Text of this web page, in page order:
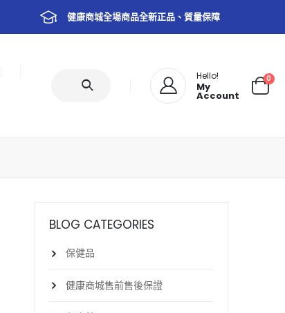
健康商城全場商品全新正品、質量保障
Hello!
My
Account
0
BLOG CATEGORIES
保健品
健康商城售前售後保證